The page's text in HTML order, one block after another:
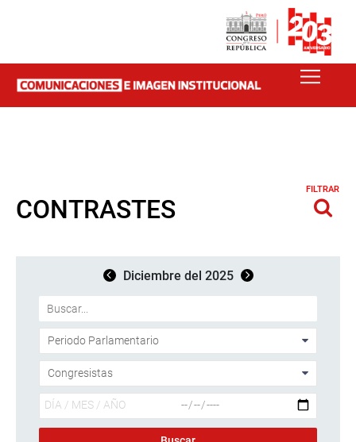
CONTRASTES
FILTRAR
Diciembre del 2025